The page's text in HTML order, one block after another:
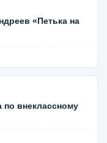
«Петька на
по внеклассному